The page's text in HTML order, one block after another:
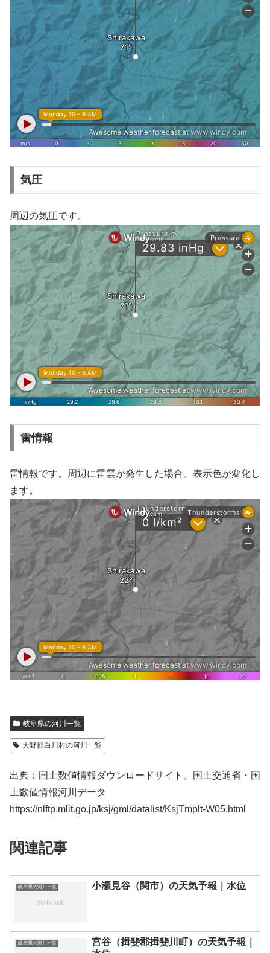
気圧
周辺の気圧です。
雷情報
雷情報です。周辺に雷雲が発生した場合、表示色が変化し
ます。
岐阜県の河川一覧
大野郡白川村の河川一覧
出典：国土数値情報ダウンロードサイト、国土交通省・国
土数値情報河川データ
https://nlftp.mlit.go.jp/ksj/gml/datalist/KsjTmplt-W05.html
関連記事
岐阜県の河川一覧 小瀬見谷（関市）の天気予報｜水位
岐阜県の河川一覧
宮谷（揖斐郡揖斐川町）の天気予報｜